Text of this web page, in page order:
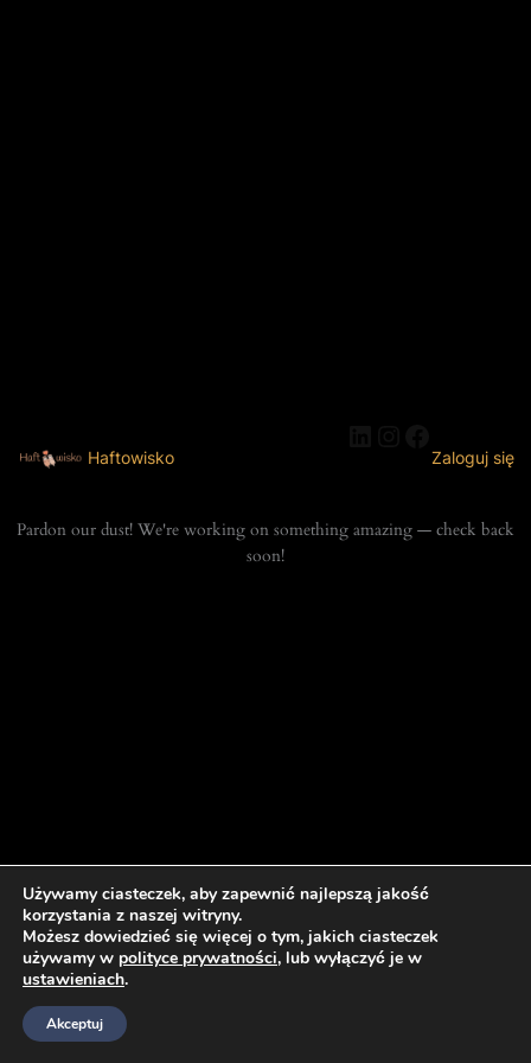
Haftowisko Zaloguj się
Pardon our dust! We're working on something amazing — check back
soon!
Używamy ciasteczek, aby zapewnić najlepszą jakość
korzystania z naszej witryny.
Możesz dowiedzieć się więcej o tym, jakich ciasteczek
używamy w polityce prywatności, lub wyłączyć je w
ustawieniach.
Akceptuj